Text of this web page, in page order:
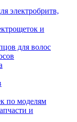
электробритв,
и
для волос
по моделям
и